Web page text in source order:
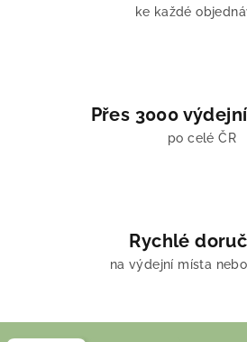
ke každé
Přes 3000
po celé ČR
Rychlé
na výdejní místa